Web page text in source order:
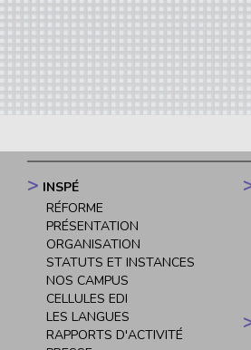
Footer
menu
Navigation
principale
INSPÉ
RÉFORME
PRÉSENTATION
ORGANISATION
STATUTS ET INSTANCES
NOS CAMPUS
CELLULES EDI
LES LANGUES
RAPPORTS D'ACTIVITÉ